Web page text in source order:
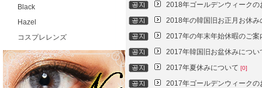
Black
Hazel
コスプレレンズ
2018年ゴールデンウィーク
2018年の韓国旧お正月お休
2017年の年末年始休暇のご
2017年韓国旧お盆休みにつ
2017年夏休みについて [0]
2017年ゴールデンウィーク